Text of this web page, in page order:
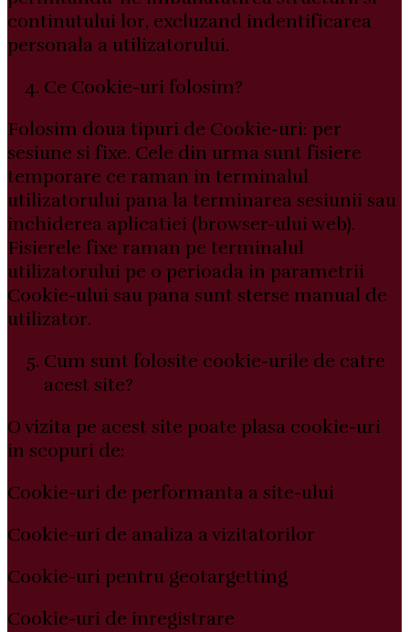
continutului lor, excluzand indentificarea
personala a utilizatorului.
Ce Cookie-uri folosim?
Folosim doua tipuri de Cookie-uri: per
sesiune si fixe. Cele din urma sunt fisiere
temporare ce raman in terminalul
utilizatorului pana la terminarea sesiunii sau
inchiderea aplicatiei (browser-ului web).
Fisierele fixe raman pe terminalul
utilizatorului pe o perioada in parametrii
Cookie-ului sau pana sunt sterse manual de
utilizator.
Cum sunt folosite cookie-urile de catre
acest site?
O vizita pe acest site poate plasa cookie-uri
in scopuri de:
Cookie-uri de performanta a site-ului
Cookie-uri de analiza a vizitatorilor
Cookie-uri pentru geotargetting
Cookie-uri de inregistrare